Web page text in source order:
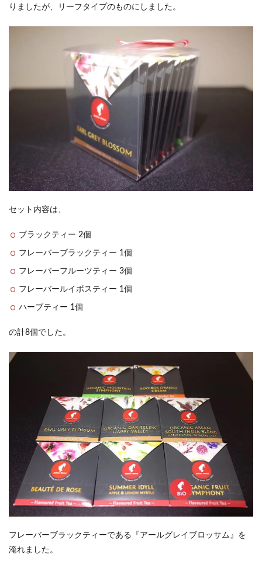
りましたが、リーフタイプのものにしました。
セット内容は、
ブラックティー 2個
フレーバーブラックティー 1個
フレーバーフルーツティー 3個
フレーバールイボスティー 1個
ハーブティー 1個
の計8個でした。
フレーバーブラックティーである『アールグレイブロッサム』を
淹れました。